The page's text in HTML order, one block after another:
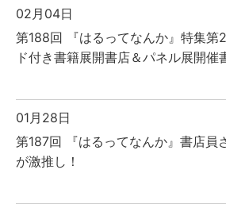
02月04日
第188回 『はるってなんか』特集
ド付き書籍展開書店＆パネル展開催
01月28日
第187回 『はるってなんか』書店員
が激推し！